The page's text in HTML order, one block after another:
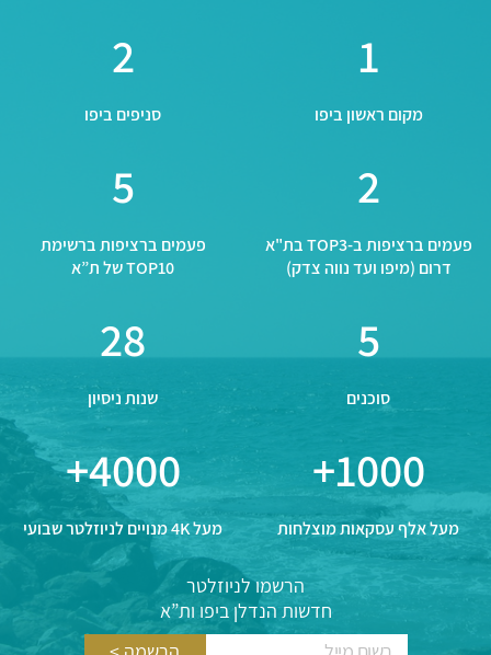
1
מקום ראשון ביפו
2
סניפים ביפו
2
פעמים ברציפות ב-TOP3 בת"א
דרום (מיפו ועד נווה צדק)
5
פעמים ברציפות ברשימת
TOP10 של ת”א
5
סוכנים
28
שנות ניסיון
1000
מעל אלף עסקאות מוצלחות
4000
מעל 4K מנויים לניוזלטר שבועי
הרשמו לניוזלטר
חדשות הנדלן ביפו ות”א